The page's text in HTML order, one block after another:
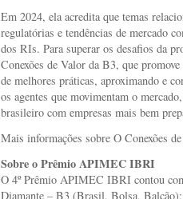
Em 2024, ela acredita que temas
regulatórias e tendências de mercado
dos RIs. Para superar os desafios da
Conexões de Valor da B3, que
de melhores práticas, aproximando e
os agentes que movimentam o
brasileiro com empresas mais bem
Mais informações sobre O Conexões
Sobre o Prêmio APIMEC IBRI
O 4º Prêmio APIMEC IBRI contou
Diamante – B3 (Brasil, Bolsa,